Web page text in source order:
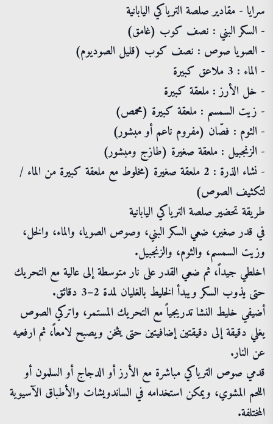
سرايا - مقادير صلصة الترياكي اليابانية
- السكر البني : نصف كوب (غامق)
- الصويا صوص : نصف كوب (قليل الصوديوم)
- الماء : 3 ملاعق كبيرة
- خل الأرز : ملعقة كبيرة
- زيت السمسم : ملعقة كبيرة (محمص)
- الثوم : فصّان (مفروم ناعم أو مبشور)
- الزنجبيل : ملعقة صغيرة (طازج ومبشور)
- نشاء الذرة : 2 ملعقة صغيرة (مخلوط مع ملعقة كبيرة من الماء /
لتكثيف الصوص)
طريقة تحضير صلصة الترياكي اليابانية
في قدر صغير، ضعي السكر البني، وصوص الصويا، والماء، والخل،
وزيت السمسم، والثوم، والزنجبيل.
اخلطي جيداً، ثم ضعي القدر على نار متوسطة إلى عالية مع التحريك
حتى يذوب السكر ويبدأ الخليط بالغليان لمدة 2–3 دقائق.
أضيفي خليط النشا تدريجياً مع التحريك المستمر، واتركي الصوص
يغلي دقيقة إلى دقيقتين إضافيتين حتى يثخن ويصبح لامعاً، ثم ارفعيه
عن النار.
قدمي صوص الترياكي مباشرة مع الأرز أو الدجاج أو السلمون أو
اللحم المشوي، ويمكن استخدامه في الساندويشات والأطباق الآسيوية
المختلفة.